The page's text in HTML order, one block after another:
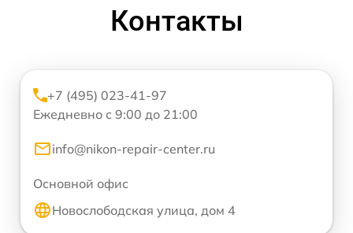
Контакты
+7 (495) 023-41-97
Ежедневно с 9:00 до 21:00
info@nikon-repair-center.ru
Основной офис
Новослободская улица, дом 4